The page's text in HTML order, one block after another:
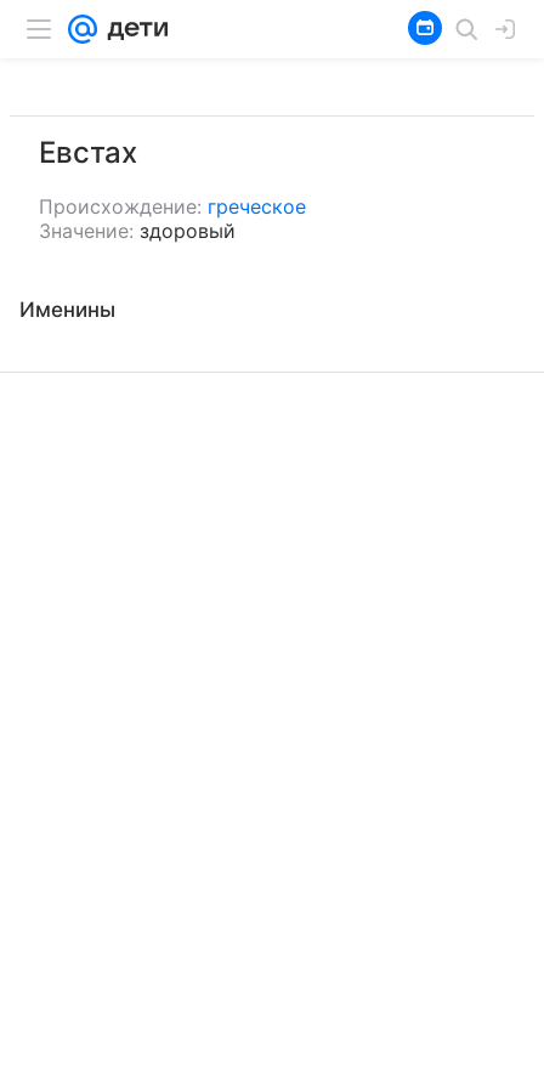
Евстах
Происхождение: греческое
Значение: здоровый
Именины